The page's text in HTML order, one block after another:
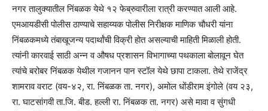
नगर तालुक्यातील निंबळक येथे १२ फेब्रुवारीला रात्री करण्यात आली आहे.
एमआयडीसी पोलीस ठाण्याचे सहाय्यक पोलीस निरीक्षक माणिक चौधरी यांना
निंबळकमध्ये तंबाखूजन्य पदार्थांची विक्री होत असल्याची माहिती मिळाली होती.
त्यांनी कारवाई साठी अन्न व औषध प्रशासन विभागाच्या पथकाला बोलावून घेत
त्यांचे बरोबर निंबळक येथील गजानन पान स्टॉल येथे छापा टाकला. तेथे राजेंद्र
शामराव वराट (वय-४२, रा. निंबळक ता. नगर), अमोल धोंडीराम इंगोले (वय २३,
रा. घाटसांगवी ता.जि. बीड. हल्ली रा. निंबळक ता. नगर) असे मावा व सुंगधी